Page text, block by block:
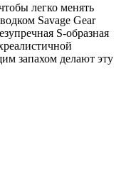
легко менять
Savage Gear
S-образная
запахом делают эту